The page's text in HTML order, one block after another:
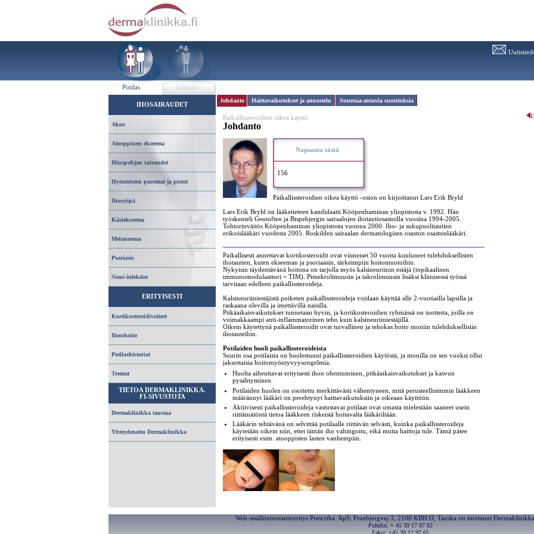
Potilas Lääkäri
IHOSAIRAUDET
Akne
Atooppinen ekseema
Hiuspohjan sairaudet
Hyönteisten puremat ja pistot
Ihosyöpä
Käsiekseema
Melanooma
Psoriasis
Sieni-infektiot
ERITYISESTI
Kortikosteroidivoiteet
Ihonhoito
Potilashistoriat
Teemat
TIETOA DERMAKLINIKKA.
FI-SIVUSTOTA
Dermaklinikka taustaa
Yhteydenotto Dermaklinikka
Johdanto Haittavaikutukset ja annostelu Suuntaa-antavia suosituksia
Paikallissteroidien oikea käyttö:
Johdanto
Napsauta tästä
156
Paikallissteroidien oikea käyttö -osion on kirjoittanut Lars Erik Bryld
Lars Erik Bryld on lääketieteen kandidaatti Kööpenhaminan yliopistosta v. 1992. Hän
työskenteli Gentoften ja Bispebjergin sairaalojen ihotautiosastoilla vuosina 1994-2005.
Tohtorinväitös Kööpenhaminan yliopistosta vuonna 2000. Iho- ja sukupuolitautien
erikoislääkäri vuodesta 2005. Roskilden sairaalan dermatologisen osaston osastonlääkäri.
Paikallisesti annettavat kortikosteroidit ovat viimeiset 50 vuotta kuuluneet tulehduksellisten
ihotautien, kuten ekseeman ja psoriaasin, tärkeimpiin hoitomuotoihin.
Nykyisin täydentävänä hoitona on tarjolla myös kalsineuriinin estäjä (topikaalinen
immunomodulaattori = TIM). Pimekrolimuusin ja takrolimuusin lisäksi kliinisessä työssä
tarvitaan edelleen paikallissteroideja.
Kalsineuriiniestäjistä poiketen paikallissteroideja voidaan käyttää alle 2-vuotiailla lapsilla ja
raskaana olevilla ja imettävillä naisilla.
Pitkäaikaisvaikutukset tunnetaan hyvin, ja kortikosteroidien ryhmässä on tuotteita, joilla on
voimakkaampi anti-inflammatorinen teho kuin kalsineuriiniestäjillä.
Oikein käytettynä paikallissteroidit ovat turvallinen ja tehokas hoito moniin tulehduksellisiin
ihotauteihin.
Potilaiden huoli paikallissteroideista
Suurin osa potilaista on huolestunut paikallissteroidien käytöstä, ja monilla on sen vuoksi ollut
jaksottaisia hoitomyöntyvyysongelmia.
Huolta aiheuttavat erityisesti ihon ohentuminen, pitkäaikaisvaikutukset ja kasvun
pysähtyminen.
Potilaiden huolen on osoitettu merkittävästi vähentyneen, mitä perusteellisimmin lääkkeen
määrännyt lääkäri on perehtynyt haittavaikutuksiin ja oikeaan käyttöön.
Aktiivisesti paikallissteroideja vastustavat potilaat ovat omasta mielestään saaneet usein
riittämätöntä tietoa lääkkeen riskeistä hoitavalta lääkäriltään.
Lääkärin tehtävänä on selvittää potilaalle riittävän selvästi, kuinka paikallissteroideja
käytetään oikein niin, ettei tämän iho vahingoitu, eikä muita haittoja tule. Tämä pätee
erityisesti esim. atooppisten lasten vanhempiin.
Web-sisällöntuotantoyritys Prescriba ApS, Fruebjergvej 3, 2100 KBH Ø, Tanska on tuottanut
Puhelin: + 45 39 17 97 62
Faksi: +45 39 17 97 65